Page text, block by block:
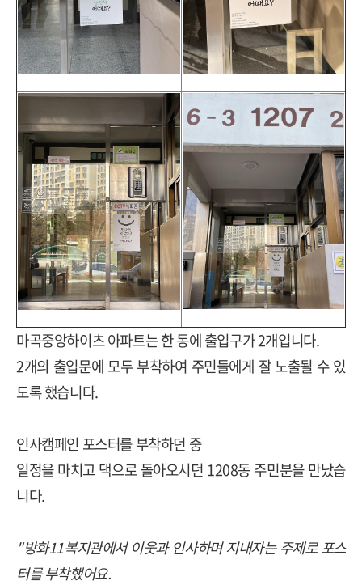
마곡중앙하이츠 아파트는 한 동에 출입구가 2개입니다.
2개의 출입문에 모두 부착하여 주민들에게 잘 노출될 수 있
도록 했습니다.
인사캠페인 포스터를 부착하던 중
일정을 마치고 댁으로 돌아오시던 1208동 주민분을 만났습
니다.
"방화11복지관에서 이웃과 인사하며 지내자는 주제로 포스
터를 부착했어요.